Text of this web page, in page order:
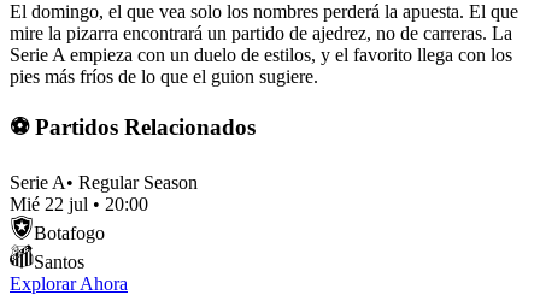
El domingo, el que vea solo los nombres perderá la apuesta. El que
mire la pizarra encontrará un partido de ajedrez, no de carreras. La
Serie A empieza con un duelo de estilos, y el favorito llega con los
pies más fríos de lo que el guion sugiere.
⚽ Partidos Relacionados
Serie A• Regular Season
Mié 22 jul • 20:00
Botafogo
Santos
Explorar Ahora